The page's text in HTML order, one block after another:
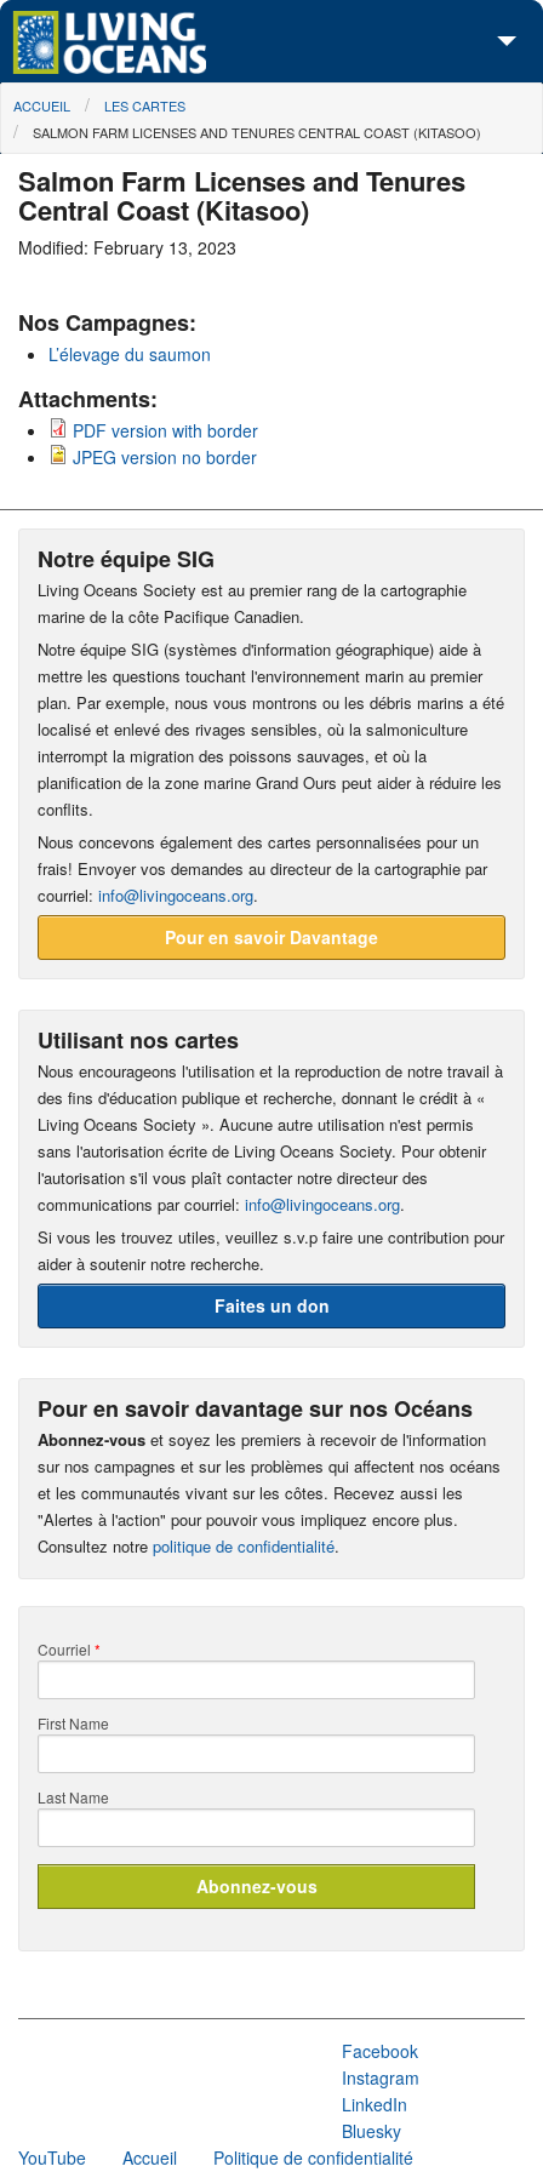
Skip to main content
À propos de nous
Centre des Médias
Passez à l'action
You are here
ACCUEIL
LES CARTES
SALMON FARM LICENSES AND TENURES CENTRAL COAST (KITASOO)
Salmon Farm Licenses and Tenures
Central Coast (Kitasoo)
Modified: February 13, 2023
Nos Campagnes:
L’élevage du saumon
Attachments:
PDF version with border
JPEG version no border
Notre équipe SIG
Living Oceans Society est au premier rang de la cartographie
marine de la côte Pacifique Canadien.
Notre équipe SIG (systèmes d'information géographique) aide à
mettre les questions touchant l'environnement marin au premier
plan. Par exemple, nous vous montrons ou les débris marins a été
localisé et enlevé des rivages sensibles, où la salmoniculture
interrompt la migration des poissons sauvages, et où la
planification de la zone marine Grand Ours peut aider à réduire les
conflits.
Nous concevons également des cartes personnalisées pour un
frais! Envoyer vos demandes au directeur de la cartographie par
courriel: info@livingoceans.org.
Pour en savoir Davantage
Utilisant nos cartes
Nous encourageons l'utilisation et la reproduction de notre travail à
des fins d'éducation publique et recherche, donnant le crédit à «
Living Oceans Society ». Aucune autre utilisation n'est permis
sans l'autorisation écrite de Living Oceans Society. Pour obtenir
l'autorisation s'il vous plaît contacter notre directeur des
communications par courriel: info@livingoceans.org.
Si vous les trouvez utiles, veuillez s.v.p faire une contribution pour
aider à soutenir notre recherche.
Faites un don
Pour en savoir davantage sur nos Océans
Abonnez-vous et soyez les premiers à recevoir de l'information
sur nos campagnes et sur les problèmes qui affectent nos océans
et les communautés vivant sur les côtes. Recevez aussi les
"Alertes à l'action" pour pouvoir vous impliquez encore plus.
Consultez notre politique de confidentialité.
Courriel *
First Name
Last Name
Facebook
Instagram
LinkedIn
Bluesky
YouTube
Accueil Politique de confidentialité